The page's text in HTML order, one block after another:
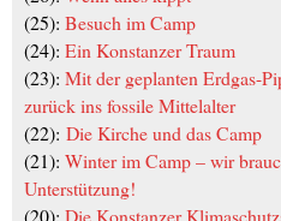
(25): Besuch im Camp
(24): Ein Konstanzer Traum
(23): Mit der geplanten Erdgas-
zurück ins fossile Mittelalter
(22): Die Kirche und das Camp
(21): Winter im Camp – wir
Unterstützung!
(20): Die Konstanzer